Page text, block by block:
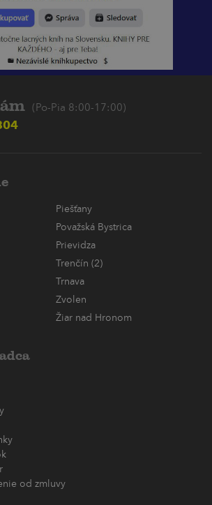
(Po-Pia 8:00-17:00)
Piešťany
Považská Bystrica
Prievidza
Trenčín (2)
Trnava
Zvolen
Žiar nad Hronom
od zmluvy